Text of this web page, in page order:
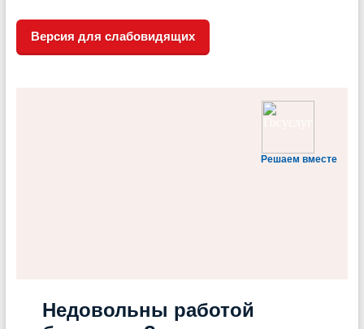
Версия для слабовидящих